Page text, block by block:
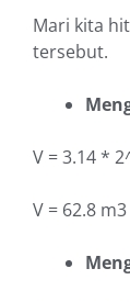
Mari kita
tersebut.
V = 3.14 *
V = 62.8 m3